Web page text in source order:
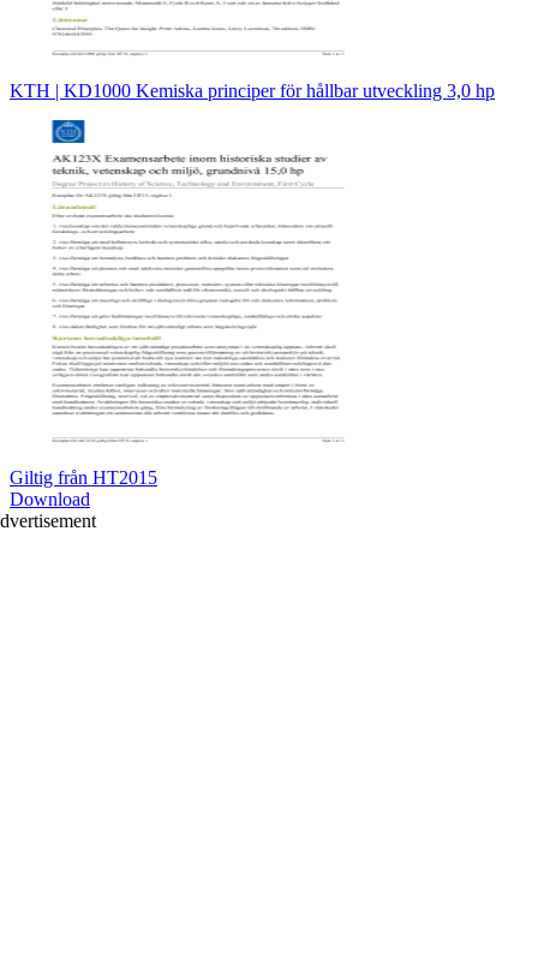
KTH | KD1000 Kemiska principer för hållbar utveckling 3,0 hp
Giltig från HT2015
Download